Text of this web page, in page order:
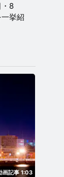
・8
挙紹
画記事 1:03